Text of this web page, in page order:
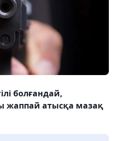
болғандай,
жаппай атысқа мазақ